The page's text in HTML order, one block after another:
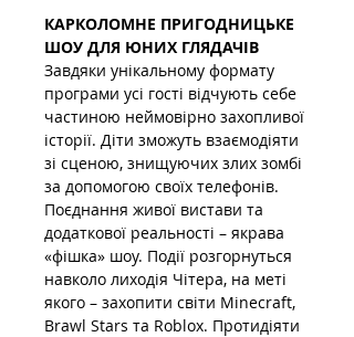
КАРКОЛОМНЕ ПРИГОДНИЦЬКЕ
ШОУ ДЛЯ ЮНИХ ГЛЯДАЧІВ
Завдяки унікальному формату
програми усі гості відчують себе
частиною неймовірно захопливої
історії. Діти зможуть взаємодіяти
зі сценою, знищуючих злих зомбі
за допомогою своїх телефонів.
Поєднання живої вистави та
додаткової реальності – якрава
«фішка» шоу. Події розгорнуться
навколо лиходія Чітера, на меті
якого – захопити світи Minecraft,
Brawl Stars та Roblox. Протидіяти